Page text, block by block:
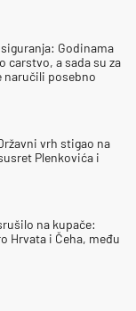
Godinama
carstvo, a sada su za
naručili posebno
vrh stigao na
Plenkovića i
na kupače:
Hrvata i Čeha, među